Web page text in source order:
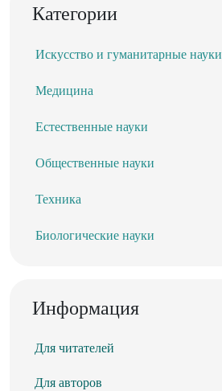
Категории
Искусство и гуманитарные науки
Медицина
Естественные науки
Общественные науки
Техника
Биологические науки
Информация
Для читателей
Для авторов